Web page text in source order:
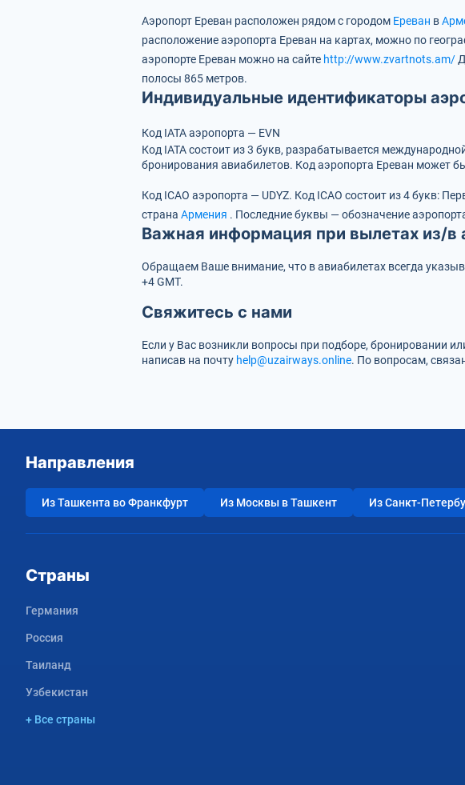
Аэропорт Ереван расположен рядом с городом Ереван в
расположение аэропорта Ереван на картах, можно по
аэропорте Ереван можно на сайте http://www.zvartnots.am/
полосы 865 метров.
Индивидуальные идентификаторы
Код IATA аэропорта — EVN
Код IATA состоит из 3 букв, разрабатывается
бронирования авиабилетов. Код аэропорта Ереван может
Код ICAO аэропорта — UDYZ. Код ICAO состоит из 4 букв:
страна Армения . Последние буквы — обозначение
Важная информация при вылетах из/в
Обращаем Ваше внимание, что в авиабилетах всегда
+4 GMT.
Свяжитесь с нами
Если у Вас возникли вопросы при подборе, бронировании
написав на почту help@uzairways.online. По вопросам,
Направления
Из Ташкента во Франкфурт Из Москвы в Ташкент Из Санкт-
Страны
Германия
Россия
Таиланд
Узбекистан
+ Все страны